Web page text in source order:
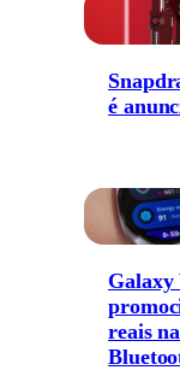
é
Galaxy
reais